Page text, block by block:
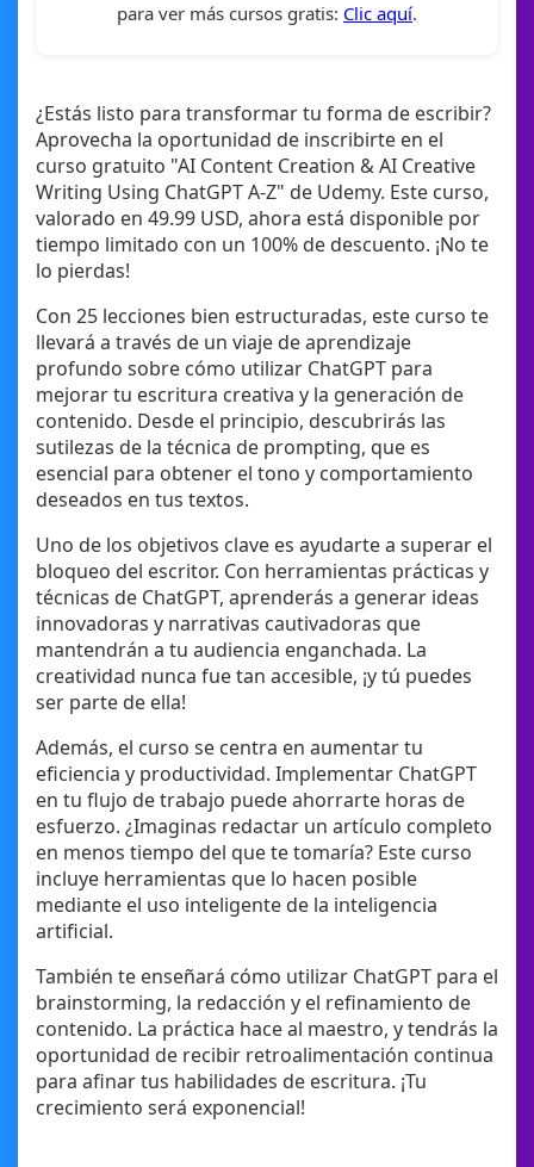
para ver más cursos gratis: Clic aquí.
¿Estás listo para transformar tu forma de escribir?
Aprovecha la oportunidad de inscribirte en el
curso gratuito "AI Content Creation & AI Creative
Writing Using ChatGPT A-Z" de Udemy. Este curso,
valorado en 49.99 USD, ahora está disponible por
tiempo limitado con un 100% de descuento. ¡No te
lo pierdas!
Con 25 lecciones bien estructuradas, este curso te
llevará a través de un viaje de aprendizaje
profundo sobre cómo utilizar ChatGPT para
mejorar tu escritura creativa y la generación de
contenido. Desde el principio, descubrirás las
sutilezas de la técnica de prompting, que es
esencial para obtener el tono y comportamiento
deseados en tus textos.
Uno de los objetivos clave es ayudarte a superar el
bloqueo del escritor. Con herramientas prácticas y
técnicas de ChatGPT, aprenderás a generar ideas
innovadoras y narrativas cautivadoras que
mantendrán a tu audiencia enganchada. La
creatividad nunca fue tan accesible, ¡y tú puedes
ser parte de ella!
Además, el curso se centra en aumentar tu
eficiencia y productividad. Implementar ChatGPT
en tu flujo de trabajo puede ahorrarte horas de
esfuerzo. ¿Imaginas redactar un artículo completo
en menos tiempo del que te tomaría? Este curso
incluye herramientas que lo hacen posible
mediante el uso inteligente de la inteligencia
artificial.
También te enseñará cómo utilizar ChatGPT para el
brainstorming, la redacción y el refinamiento de
contenido. La práctica hace al maestro, y tendrás la
oportunidad de recibir retroalimentación continua
para afinar tus habilidades de escritura. ¡Tu
crecimiento será exponencial!